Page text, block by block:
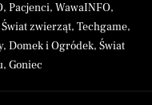
, Pacjenci, WawaINFO,
Świat zwierząt, Techgame,
, Domek i Ogródek, Świat
, Goniec